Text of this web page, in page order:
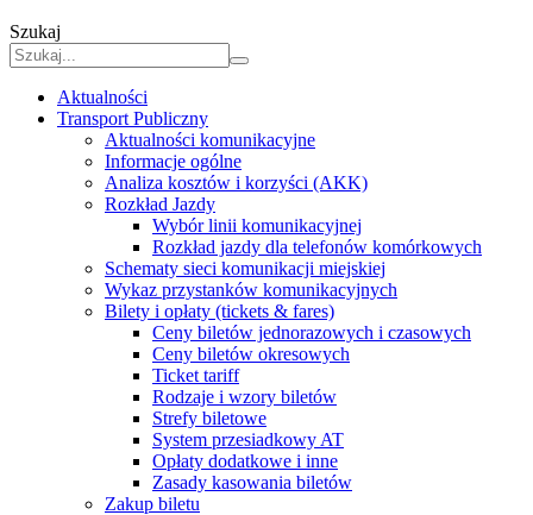
Szukaj
Aktualności
Transport Publiczny
Aktualności komunikacyjne
Informacje ogólne
Analiza kosztów i korzyści (AKK)
Rozkład Jazdy
Wybór linii komunikacyjnej
Rozkład jazdy dla telefonów komórkowych
Schematy sieci komunikacji miejskiej
Wykaz przystanków komunikacyjnych
Bilety i opłaty (tickets & fares)
Ceny biletów jednorazowych i czasowych
Ceny biletów okresowych
Ticket tariff
Rodzaje i wzory biletów
Strefy biletowe
System przesiadkowy AT
Opłaty dodatkowe i inne
Zasady kasowania biletów
Zakup biletu